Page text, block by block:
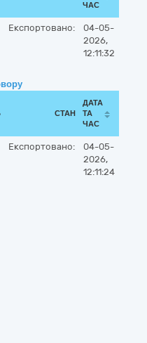
ЧАС
Експортовано:
04-05-
2026,
12:11:32
СТАН
ДАТА
ТА
ЧАС
Експортовано:
04-05-
2026,
12:11:24